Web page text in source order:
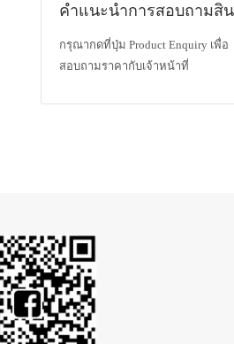
คำแนะนำการสอบถามสิ
กรุณากดที่ปุ่ม Product Enquiry เพื่อ
สอบถามราคากับเจ้าหน้าที่